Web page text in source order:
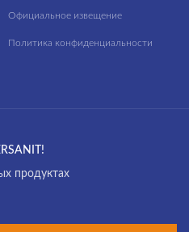
Официальное извещение
Политика конфиденциальности
продуктах